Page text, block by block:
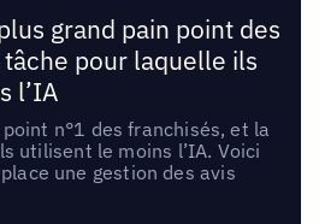
grand pain point des
pour laquelle ils
l’IA
n°1 des franchisés, et la
utilisent le moins l’IA. Voici
une gestion des avis